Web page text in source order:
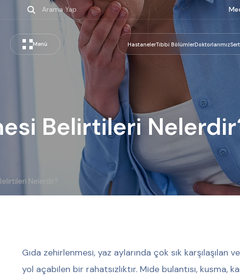
Menü HastanelerTıbbi BölümlerDoktorlarımız
Belirtileri
Nelerdir?
Gıda zehirlenmesi, yaz aylarında çok sık
yol açabilen bir rahatsızlıktır. Mide bulantısı, kusma,